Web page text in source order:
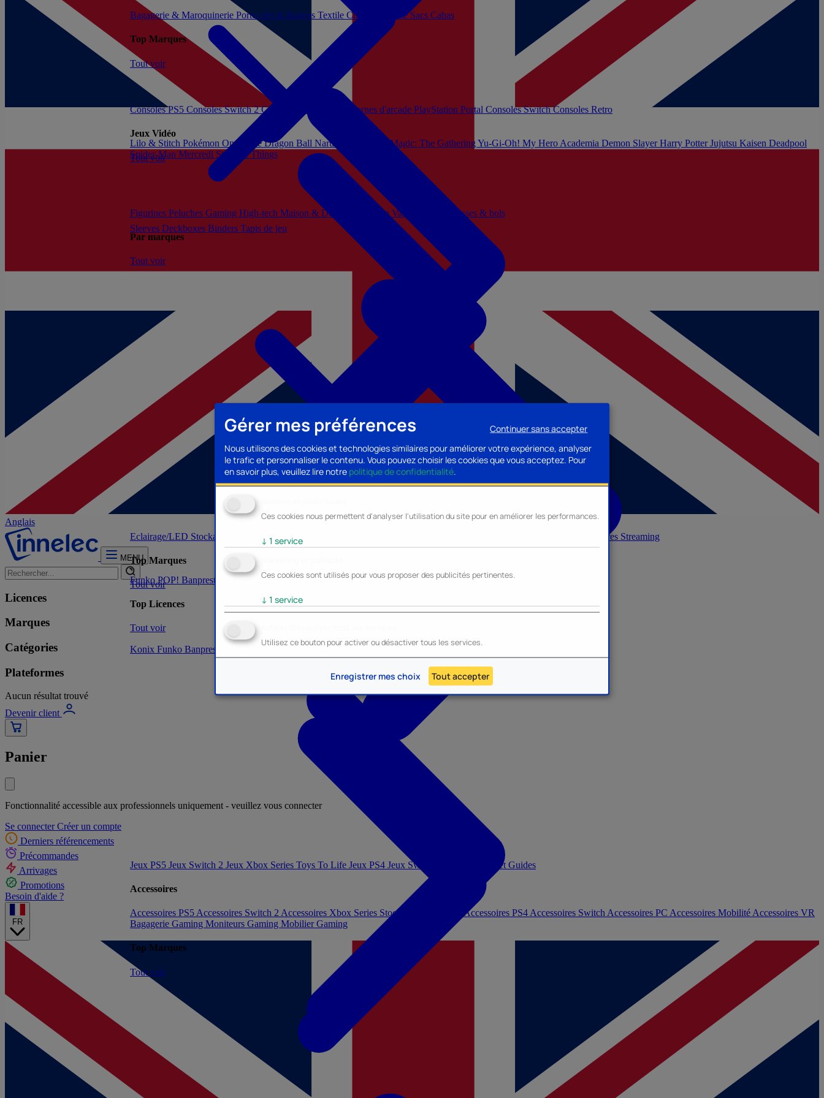
Gérer mes préférences
Nous utilisons des cookies et technologies similaires pour améliorer votre expérience, analyser
le trafic et personnaliser le contenu. Vous pouvez choisir les cookies que vous acceptez. Pour
en savoir plus, veuillez lire notre politique de confidentialité.
Ces cookies nous permettent d'analyser l'utilisation du site pour en améliorer les performances.
↓ 1 service
Ces cookies sont utilisés pour vous proposer des publicités pertinentes.
↓ 1 service
Utilisez ce bouton pour activer ou désactiver tous les services.
Continuer sans accepter
Enregistrer mes choix Tout accepter
Anglais
MENU
Licences
Marques
Catégories
Plateformes
Aucun résultat trouvé
Devenir client
Panier
Fonctionnalité accessible aux professionnels uniquement - veuillez vous connecter
Se connecter Créer un compte
Derniers référencements
Précommandes
Arrivages
Promotions
Besoin d'aide ?
FR
Figurines Peluches Gaming High-tech Maison & Décoration ModeVaisselle Mugs, tasses & bols
Par marques
Tout voir
Konix Funko Banpresto NOUVEAU - Heroes Inc.
Consoles PS5 Consoles Switch 2Consoles Xbox Series Bornes d'arcade PlayStation Portal Consoles SwitchConsoles Retro
Jeux Vidéo
Tout voir
Jeux PS5 Jeux Switch 2 Jeux Xbox Series Toys To Life Jeux PS4 Jeux Switch Livres et Guides
Accessoires
Accessoires PS5 Accessoires Switch 2 Accessoires Xbox Series Stockage et Mémoire Accessoires PS4 Accessoires Switch Accessoires PC Accessoires Mobilité Accessoires VR
Bagagerie Gaming Moniteurs Gaming Mobilier Gaming
Top Marques
Tout voir
Bagagerie & Maroquinerie Porte-clés & Badges Textile Cosplay BeautéSacs Cabas
Top Marques
Tout voir
Funko POP! Banpresto Plastoy StorLyoEnescoCerdaMighty Jaxx
Top Licences
Tout voir
Sleeves Deckboxes Binders Tapis de jeu
Eclairage/LED Stockage/Mémoire Accessoires PC Accessoires Streaming
Top Marques
Tout voir
Lilo & Stitch Pokémon One PieceDragon Ball Naruto Hello KittyMagic: The Gathering Yu-Gi-Oh! My Hero Academia Demon SlayerHarry PotterJujutsu Kaisen Deadpool
Spider-Man Mercredi Stranger Things